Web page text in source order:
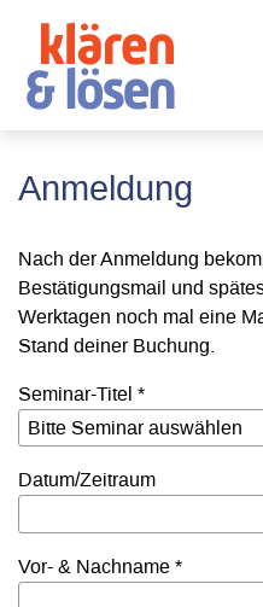
Anmeldung
Nach der Anmeldung
Bestätigungsmail und
Werktagen noch mal eine
Stand deiner Buchung.
Seminar-Titel *
Datum/Zeitraum
Vor- & Nachname *